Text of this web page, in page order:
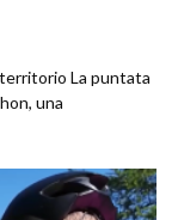
La puntata
una